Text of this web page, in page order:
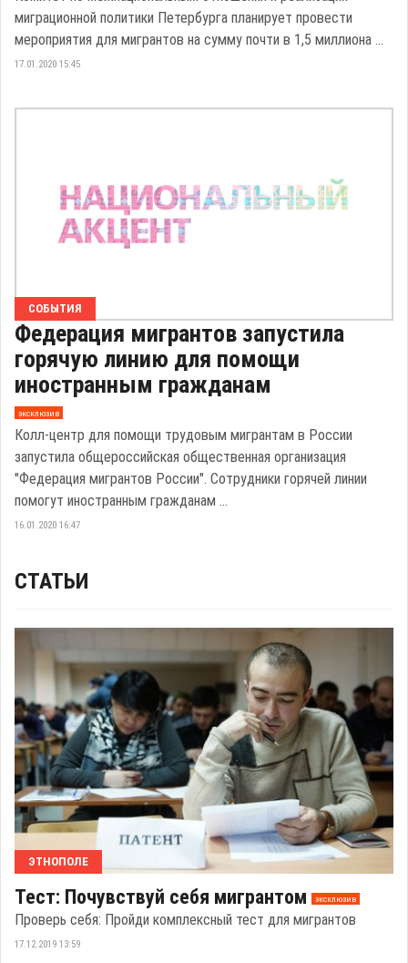
миграционной политики Петербурга планирует провести
мероприятия для мигрантов на сумму почти в 1,5 миллиона ...
17.01.2020 15:45
СОБЫТИЯ
Федерация мигрантов запустила
горячую линию для помощи
иностранным гражданам
эксклюзив
Колл-центр для помощи трудовым мигрантам в России
запустила общероссийская общественная организация
"Федерация мигрантов России". Сотрудники горячей линии
помогут иностранным гражданам ...
16.01.2020 16:47
СТАТЬИ
ЭТНОПОЛЕ
Тест: Почувствуй себя мигрантом эксклюзив
Проверь себя: Пройди комплексный тест для мигрантов
17.12.2019 13:59